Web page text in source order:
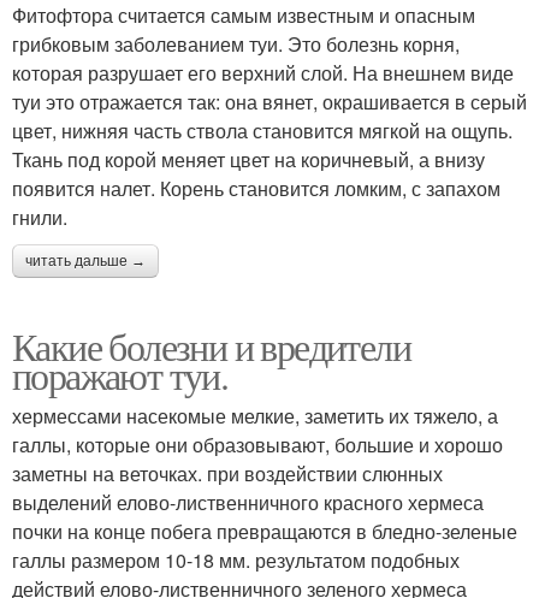
Фитофтора считается самым известным и опасным
грибковым заболеванием туи. Это болезнь корня,
которая разрушает его верхний слой. На внешнем виде
туи это отражается так: она вянет, окрашивается в серый
цвет, нижняя часть ствола становится мягкой на ощупь.
Ткань под корой меняет цвет на коричневый, а внизу
появится налет. Корень становится ломким, с запахом
гнили.
читать дальше →
Какие болезни и вредители
поражают туи.
хермессами насекомые мелкие, заметить их тяжело, а
галлы, которые они образовывают, большие и хорошо
заметны на веточках. при воздействии слюнных
выделений елово-лиственничного красного хермеса
почки на конце побега превращаются в бледно-зеленые
галлы размером 10-18 мм. результатом подобных
действий елово-лиственничного зеленого хермеса